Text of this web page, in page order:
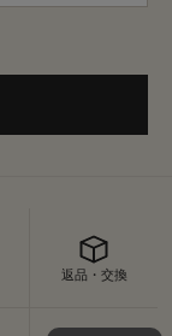
返品・交換